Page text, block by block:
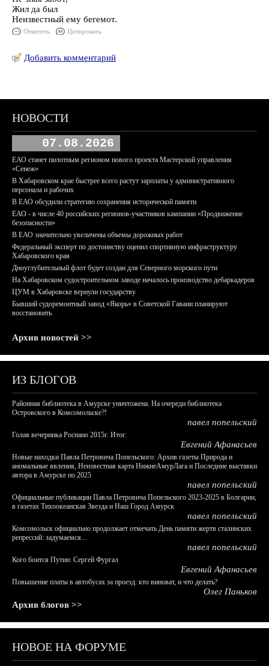
Жил да был
Неизвестный емy бегемот.
Ответить Цитировать
Добавить комментарий
НОВОСТИ
07.08.2026
ЕАО станет пилотным регионом нового проекта Мастерской управления
«Сенеж»
В Хабаровском крае быстрее всего растут зарплаты у административного
персонала и рабочих
В ЕАО обсудили стратегию сохранения исторической памяти
ЕАО - в числе 40 российских регионов-участников кампании «Продвижение
безопасности»
В ЕАО значительно увеличены объемы дорожных работ
Федеральный эксперт по достоинству оценил спортивную инфраструктуру
Хабаровского края
Дноуглубительный флот будет создан для Северного морского пути
На Хабаровском судостроительном заводе началось производство дебаркадеров
ЦУМ в Хабаровске вернули государству
Бывший судоремонтный завод «Якорь» в Советской Гавани планируют
восстановить
Архив новостей >>
ИЗ БЛОГОВ
Районная библиотека в Амурске уничтожена. На очереди библиотека
Островского в Комсомольске?!
павел попельский
Голая вечеринка Роснано 2015г. Итог.
Евгений Афанасьев
Новые находки Павла Петровича Попельского: Архив газеты Природа и
аномальные явления, Неизвестная карта НижнеАмурЛага и Последние выставки
автора в Амурске по 2025
павел попельский
Официальные публикации Павла Петровича Попельского 2023-2025 в Болгарии,
в газетах Тихоокеанская Звезда и Наш Город Амурск
павел попельский
Комсомольск официально продолжает отмечать День памяти жертв сталинских
репрессий: задумаемся...
павел попельский
Кого боится Путин: Сергей Фургал
Евгений Афанасьев
Повышение платы в автобусах за проезд: кто виноват, и что делать?
Олег Паньков
Архив блогов >>
НОВОЕ НА ФОРУМЕ